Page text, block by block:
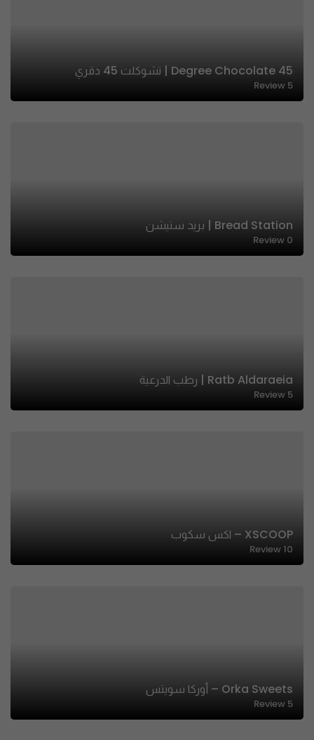
45 Degree Chocolate | تشوكلت 45 دقري
5
Review
Bread Station | بريد ستيشن
0
Review
Ratb Aldaraeia | رطب الدرعية
5
Review
XSCOOP – اكس سكوب
10
Review
Orka Sweets – أوركا سويتس
5
Review